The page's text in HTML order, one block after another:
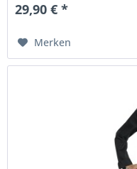
29,90 € *
Merken